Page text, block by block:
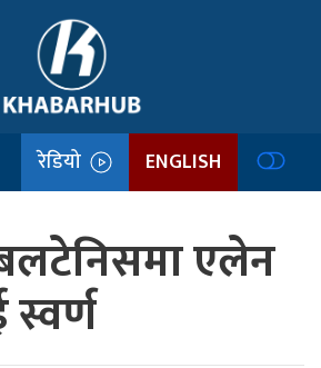
रेडियो ENGLISH
एलेन